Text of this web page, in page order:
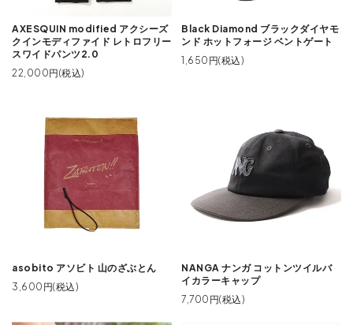
AXESQUIN modified アクシーズ
クインモディファイド レトロフリー
スワイドパンツ2.0
22,000円(税込)
Black Diamond ブラックダイヤモ
ンド ホットフォージ ベントゲート
1,650円(税込)
asobito アソビト 山のざぶとん
3,600円(税込)
NANGA ナンガ コットンツイルバ
イカラーキャップ
7,700円(税込)